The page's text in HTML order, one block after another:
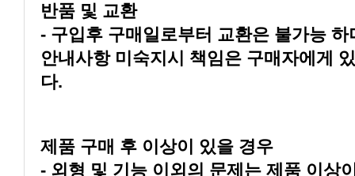
반품 및 교환
다.
제품 구매 후 이상이 있을 경우